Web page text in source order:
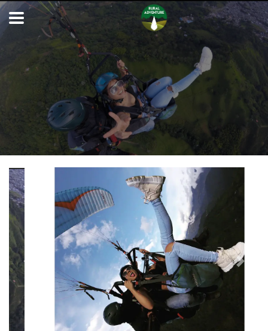
Previous Next